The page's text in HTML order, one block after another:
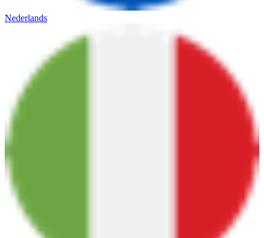
Nederlands